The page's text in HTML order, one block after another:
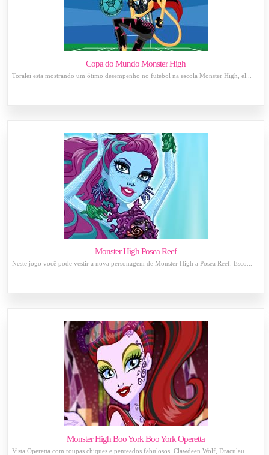
Copa do Mundo Monster High
Toralei esta mostrando um ótimo desempenho no futebol na escola Monster High, el...
Monster High Posea Reef
Neste jogo você pode vestir a nova personagem de Monster High a Posea Reef. Esco...
Monster High Boo York Boo York Operetta
Vista Operetta com roupas chiques e penteados fabulosos. Clawdeen Wolf, Draculau...